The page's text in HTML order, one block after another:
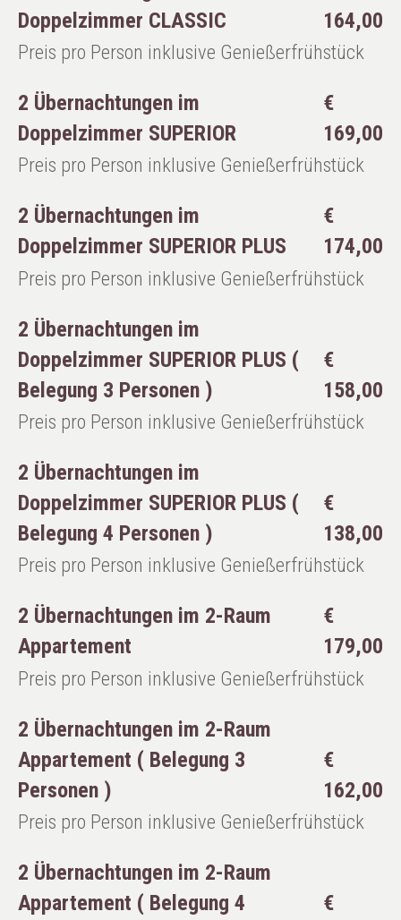
Doppelzimmer CLASSIC
164,00
Preis pro Person inklusive Genießerfrühstück
2 Übernachtungen im
Doppelzimmer SUPERIOR
€
169,00
Preis pro Person inklusive Genießerfrühstück
2 Übernachtungen im
Doppelzimmer SUPERIOR PLUS
€
174,00
Preis pro Person inklusive Genießerfrühstück
2 Übernachtungen im
Doppelzimmer SUPERIOR PLUS (
Belegung 3 Personen )
€
158,00
Preis pro Person inklusive Genießerfrühstück
2 Übernachtungen im
Doppelzimmer SUPERIOR PLUS (
Belegung 4 Personen )
€
138,00
Preis pro Person inklusive Genießerfrühstück
2 Übernachtungen im 2-Raum
Appartement
€
179,00
Preis pro Person inklusive Genießerfrühstück
2 Übernachtungen im 2-Raum
Appartement ( Belegung 3
Personen )
€
162,00
Preis pro Person inklusive Genießerfrühstück
2 Übernachtungen im 2-Raum
Appartement ( Belegung 4
€